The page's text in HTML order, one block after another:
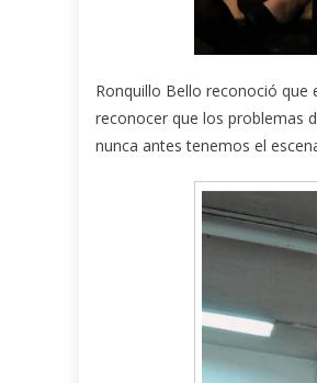
Ronquillo Bello reconoció que
reconocer que los problemas
nunca antes tenemos el